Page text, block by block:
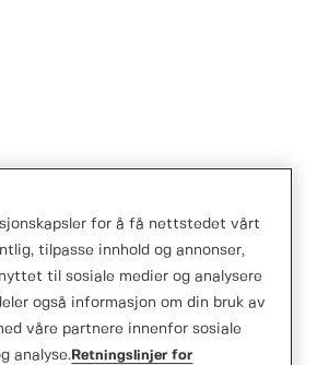
for å få nettstedet vårt
tilpasse innhold og annonser,
til sosiale medier og analysere
også informasjon om din bruk av
våre partnere innenfor sosiale
analyse.Retningslinjer for